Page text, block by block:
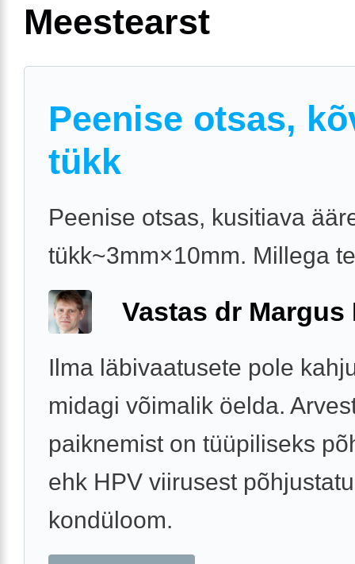
Meestearst
Peenise otsas,
tükk
Peenise otsas, kusitiava
tükk~3mm×10mm. Millega
Vastas dr Margus
Ilma läbivaatusete pole
midagi võimalik öelda.
paiknemist on tüüpiliseks
ehk HPV viirusest
kondüloom.